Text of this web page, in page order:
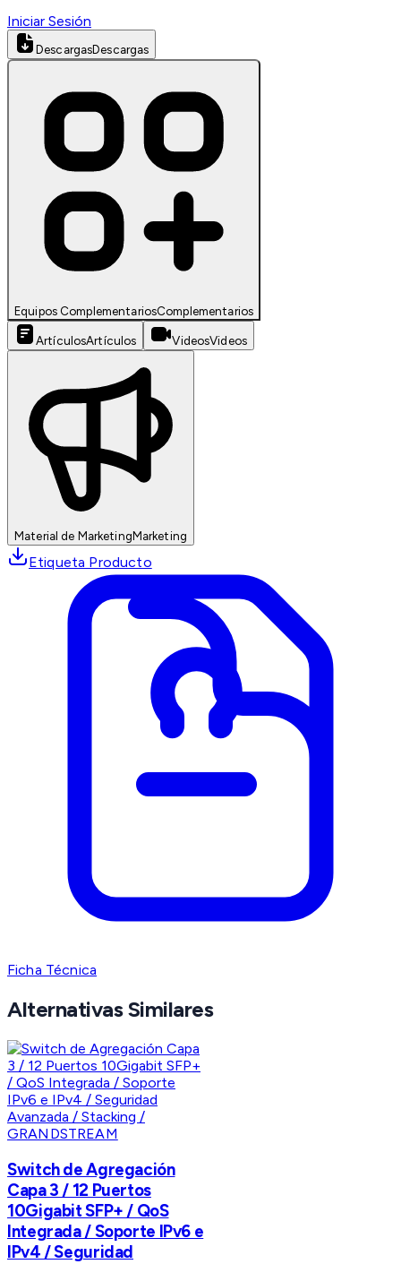
Iniciar Sesión
DescargasDescargas
Equipos ComplementariosComplementarios
ArtículosArtículos VideosVideos
Material de MarketingMarketing
Etiqueta Producto
Ficha Técnica
Alternativas Similares
GRANDSTREAM
Switch de Agregación
Capa 3 / 12 Puertos
10Gigabit SFP+ / QoS
Integrada / Soporte IPv6 e
IPv4 / Seguridad